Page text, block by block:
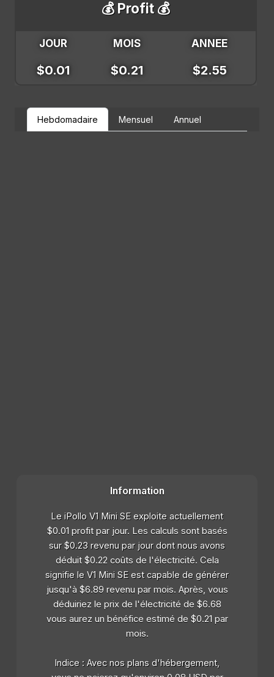
💰 Profit 💰
JOUR MOIS ANNEE
$0.01 $0.21 $2.55
Hebdomadaire Mensuel Annuel
Information
Le iPollo V1 Mini SE exploite actuellement
$0.01 profit par jour. Les calculs sont basés
sur $0.23 revenu par jour dont nous avons
déduit $0.22 coûts de l'électricité. Cela
signifie le V1 Mini SE est capable de générer
jusqu'à $6.89 revenu par mois. Après, vous
déduiriez le prix de l'électricité de $6.68
vous aurez un bénéfice estimé de $0.21 par
mois.
Indice : Avec nos plans d'hébergement,